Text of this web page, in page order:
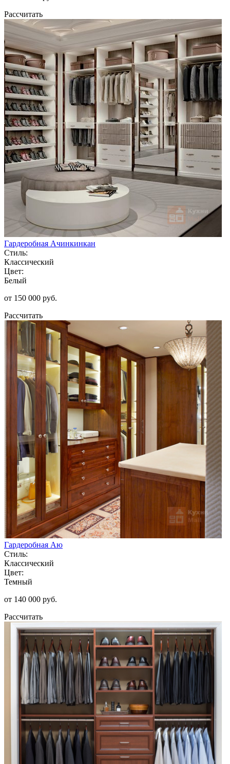
Рассчитать
Гардеробная Ачинкинкан
Стиль:
Классический
Цвет:
Белый
от 150 000 руб.
Рассчитать
Гардеробная Аю
Стиль:
Классический
Цвет:
Темный
от 140 000 руб.
Рассчитать